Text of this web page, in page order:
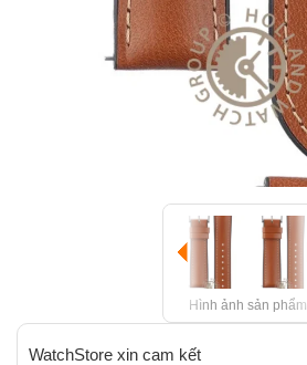
Hình ảnh sản phẩm
WatchStore xin cam kết